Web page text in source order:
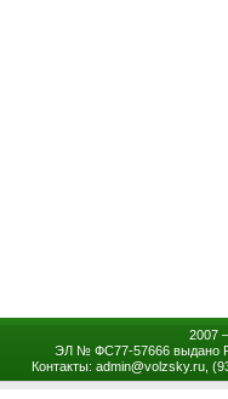
2007
ЭЛ № ФС77-57666 выдано
Контакты: admin@volzsky.ru,